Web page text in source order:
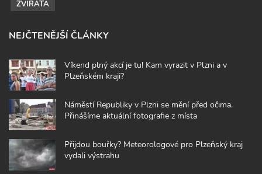
ZVÍŘATA
NEJČTENĚJŠÍ ČLÁNKY
Víkend plný akcí je tu! Kam vyrazit v Plzni a v
Plzeňském kraji?
Náměstí Republiky v Plzni se mění před očima.
Přinášíme aktuální fotografie z místa
Přijdou bouřky? Meteorologové pro Plzeňský kraj
vydali výstrahu